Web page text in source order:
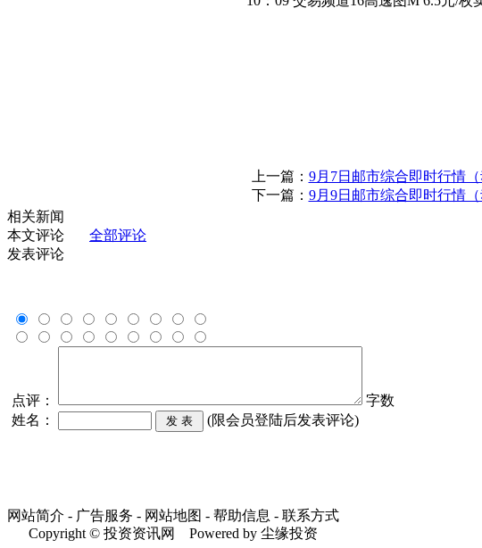
上一篇： 9月7日邮市综合即时行情（
下一篇： 9月9日邮市综合即时行情（
相关新闻
本文评论
全部评论
发表评论
点评：
字数
姓名：
(限会员登陆后发表评论)
网站简介 - 广告服务 - 网站地图 - 帮助信息 - 联系方式
Copyright © 投资资讯网 Powered by 尘缘投资